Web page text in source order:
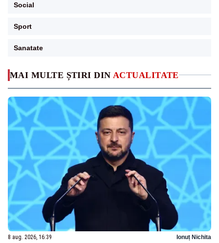
MAI MULTE ȘTIRI DIN ACTUALITATE
8 aug. 2026, 16:39 Ionuț Nichita
Social
Sport
Sanatate